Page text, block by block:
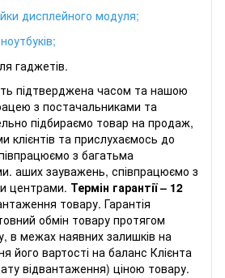
дисплейного модуля;
;
гаджетів.
підтверджена часом та нашою
з постачальниками та
підбираємо товар на продаж,
клієнтів та прислухаємось до
з багатьма
аших зауважень, співпрацюємо з
центрами. Термін гарантії – 12
товару. Гарантія
обмін товару протягом
в межах наявних залишків на
його вартості на баланс Клієнта
відвантаження) ціною товару.